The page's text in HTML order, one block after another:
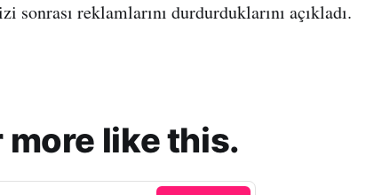
reklamlarını durdurduklarını açıkladı.
more like this.